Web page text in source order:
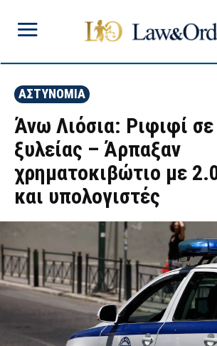
ΑΣΤΥΝΟΜΙΑ
Άνω Λιόσια: Ριφιφί σε
ξυλείας – Άρπαξαν
χρηματοκιβώτιο με
και υπολογιστές